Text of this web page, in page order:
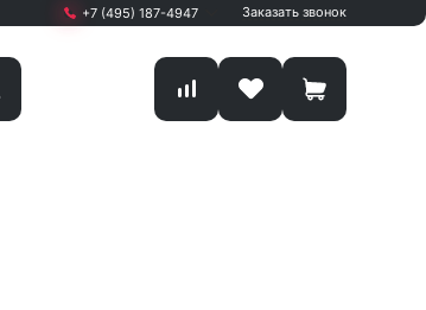
+7 (495) 187-4947
+7 (495) 187-4947
Олимпийский проспект
Заказать звонок